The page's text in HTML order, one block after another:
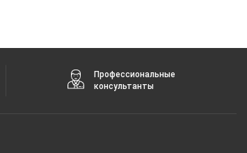
Профессиональные
консультанты